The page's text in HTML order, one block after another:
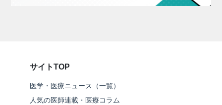
サイトTOP
医学・医療ニュース（一覧）
人気の医師連載・医療コラム